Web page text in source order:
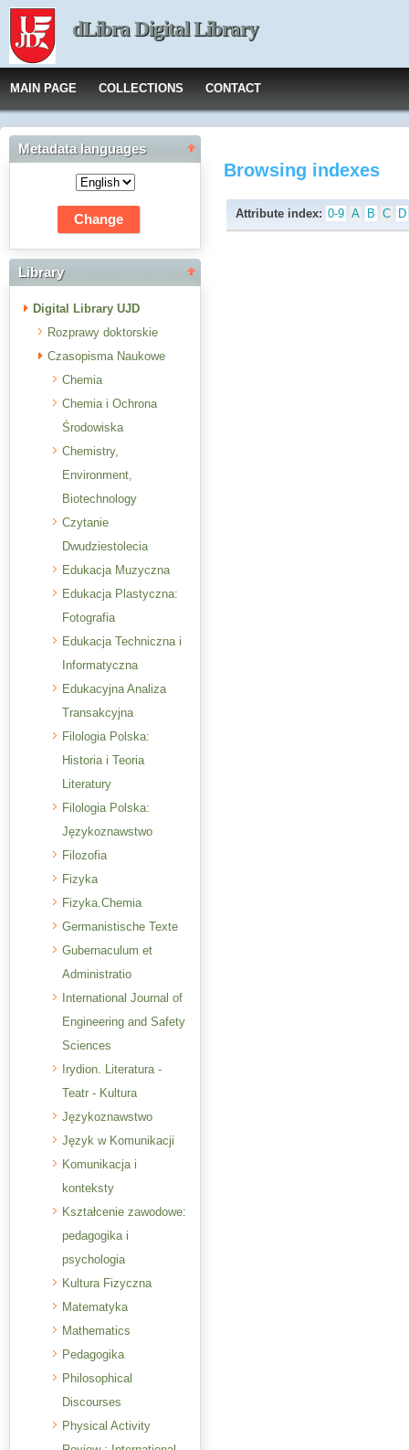
dLibra Digital Library
MAIN PAGE COLLECTIONS CONTACT
Metadata languages
Library
Digital Library UJD
Rozprawy doktorskie
Czasopisma Naukowe
Chemia
Chemia i Ochrona
Środowiska
Chemistry,
Environment,
Biotechnology
Czytanie
Dwudziestolecia
Edukacja Muzyczna
Edukacja Plastyczna:
Fotografia
Edukacja Techniczna i
Informatyczna
Edukacyjna Analiza
Transakcyjna
Filologia Polska:
Historia i Teoria
Literatury
Filologia Polska:
Językoznawstwo
Filozofia
Fizyka
Fizyka.Chemia
Germanistische Texte
Gubernaculum et
Administratio
International Journal of
Engineering and Safety
Sciences
Irydion. Literatura -
Teatr - Kultura
Językoznawstwo
Język w Komunikacji
Komunikacja i
konteksty
Kształcenie zawodowe:
pedagogika i
psychologia
Kultura Fizyczna
Matematyka
Mathematics
Pedagogika
Philosophical
Discourses
Physical Activity
Browsing indexes
Attribute index: 0-9 A B C D